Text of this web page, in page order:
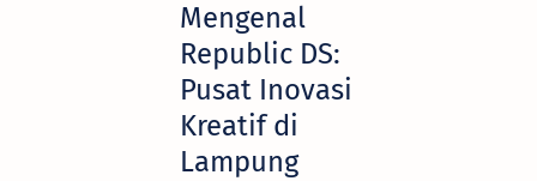
Mengenal
Republic DS:
Pusat Inovasi
Kreatif di
Lampung